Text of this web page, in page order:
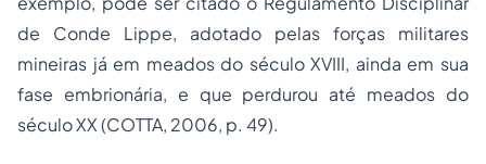
de Conde Lippe, adotado pelas forças militares
mineiras já em meados do século XVIII, ainda em sua
fase embrionária, e que perdurou até meados do
século XX (COTTA, 2006, p. 49).